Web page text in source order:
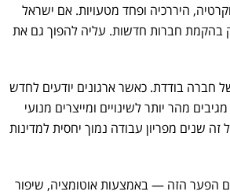
היררכיה ופחד מטעויות. אם ישראל
בהקמת חברות חדשות. עליה להפוך גם את
חברה בודדת. כאשר ארגונים יודעים לחדש
מהר יותר לשינויים ומייצרים מנועי
שנים מפריון עבודה נמוך יחסית למדינות
הפער הזה — באמצעות אוטומציה, שיפור